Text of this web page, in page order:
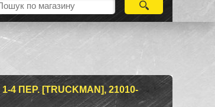
ПЕР. [TRUCKMAN], 21010-